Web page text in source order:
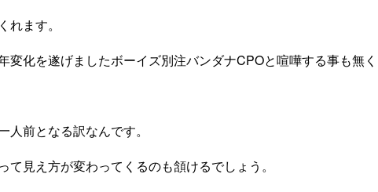
ます。
変化を遂げましたボーイズ別注バンダナCPOと喧嘩する事も無く
前となる訳なんです。
見え方が変わってくるのも頷けるでしょう。